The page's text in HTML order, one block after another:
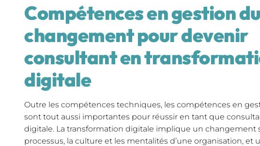
Compétences en gestion du
changement pour devenir
consultant en
digitale
Outre les compétences techniques, les compétences en
sont tout aussi importantes pour réussir en tant que
digitale. La transformation digitale implique un changement
processus, la culture et les mentalités d’une organisation, et